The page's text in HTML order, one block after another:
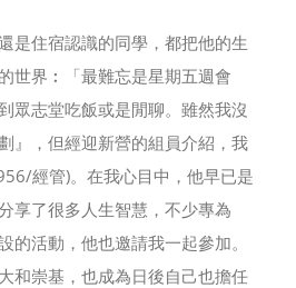
是住宿認識的同學，都把他的生
世界︰「最難忘是星期五週會
眾志堂吃飯或是閒聊。雖然我沒
』，但經迎新營的組員介紹，我
經管)。在我心目中，他早已是
享了很多人生智慧，不少專為
的活動，他也邀請我一起參加。
和崇基，也成為日後自己也擔任